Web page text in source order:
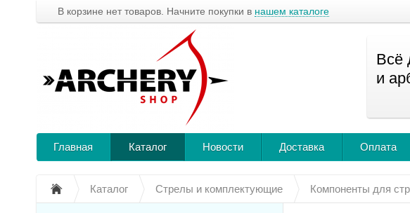
В корзине нет товаров. Начните покупки в нашем каталоге
Всё
и
Главная Каталог Новости Доставка Оплата
Каталог Стрелы и комплектующие Компоненты для